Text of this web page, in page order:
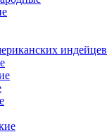
индейцев